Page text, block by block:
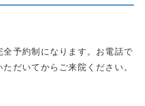
全予約制になります。お電話で
だいてからご来院ください。